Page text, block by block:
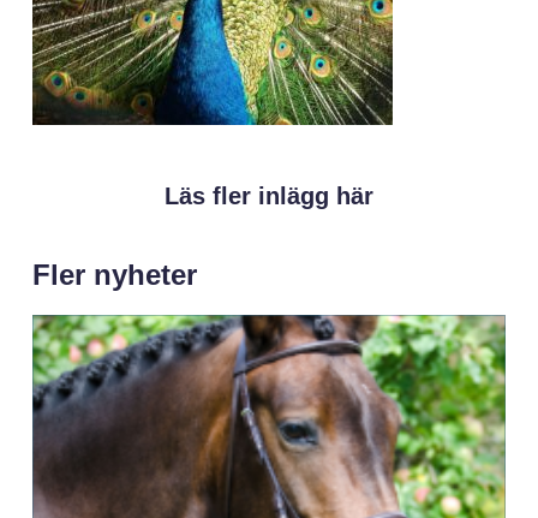
Läs fler inlägg här
Fler nyheter